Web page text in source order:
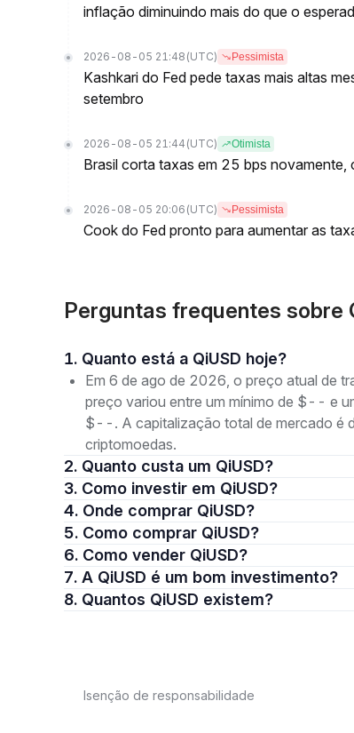
inflação diminuindo mais do que o
2026-08-05 21:48 (UTC) Pessimista
Kashkari do Fed pede taxas mais altas
setembro
2026-08-05 21:44 (UTC) Otimista
Brasil corta taxas em 25 bps
2026-08-05 20:06 (UTC) Pessimista
Cook do Fed pronto para aumentar as
Perguntas frequentes sobre
1. Quanto está a QiUSD hoje?
Em 6 de ago de 2026, o preço atual de
preço variou entre um mínimo de $-- e
$--. A capitalização total de mercado
criptomoedas.
2. Quanto custa um QiUSD?
3. Como investir em QiUSD?
4. Onde comprar QiUSD?
5. Como comprar QiUSD?
6. Como vender QiUSD?
7. A QiUSD é um bom investimento?
8. Quantos QiUSD existem?
Isenção de responsabilidade